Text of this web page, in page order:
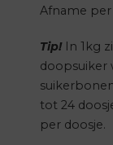
Afname
Tip!In 1kg
doopsuiker
tot 24
per doosje.